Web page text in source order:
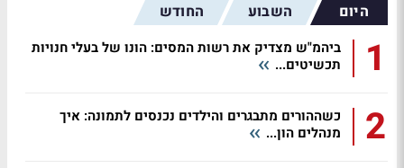
היום השבוע החודש
1
ביהמ"ש מצדיק את רשות המסים: הונו של בעלי חנויות
תכשיטים...
2
כשההורים מתבגרים והילדים נכנסים לתמונה: איך
מנהלים הון...